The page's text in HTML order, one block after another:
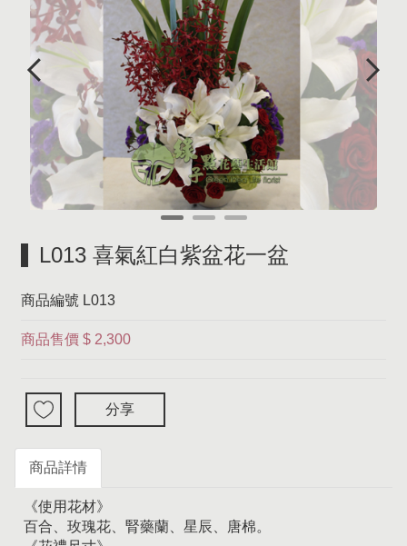
L013 喜氣紅白紫盆花一盆
商品編號 L013
商品售價 $ 2,300
分享
商品詳情
《使用花材》
百合、玫瑰花、腎藥蘭、星辰、唐棉。